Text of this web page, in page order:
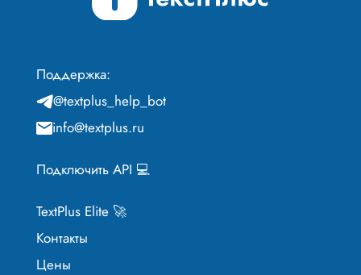
Поддержка:
@textplus_help_bot
info@textplus.ru
Подключить API 💻
TextPlus Elite 🚀
Контакты
Цены